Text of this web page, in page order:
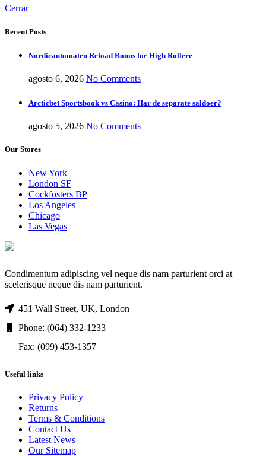
Cerrar
Recent Posts
Nordicautomaten Reload Bonus for High Rollere
agosto 6, 2026 No Comments
Arcticbet Sportsbook vs Casino: Har de separate saldoer?
agosto 5, 2026 No Comments
Our Stores
New York
London SF
Cockfosters BP
Los Angeles
Chicago
Las Vegas
Condimentum adipiscing vel neque dis nam parturient orci at
scelerisque neque dis nam parturient.
451 Wall Street, UK, London
Phone: (064) 332-1233
Fax: (099) 453-1357
Useful links
Privacy Policy
Returns
Terms & Conditions
Contact Us
Latest News
Our Sitemap